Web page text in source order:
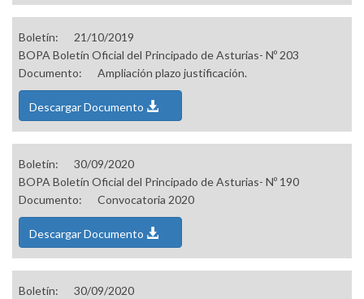
Boletín:
21/10/2019
BOPA Boletín Oficial del Principado de Asturias- Nº 203
Documento:
Ampliación plazo justificación.
Descargar Documento
Boletín:
30/09/2020
BOPA Boletín Oficial del Principado de Asturias- Nº 190
Documento:
Convocatoria 2020
Descargar Documento
Boletín:
30/09/2020